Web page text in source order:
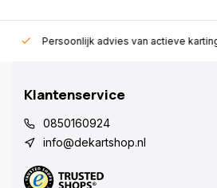
Persoonlijk advies van actieve
Klantenservice
0850160924
info@dekartshop.nl